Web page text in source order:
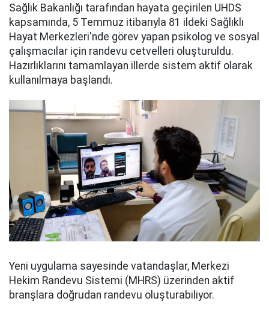
Sağlık Bakanlığı tarafından hayata geçirilen UHDS
kapsamında, 5 Temmuz itibarıyla 81 ildeki Sağlıklı
Hayat Merkezleri'nde görev yapan psikolog ve sosyal
çalışmacılar için randevu cetvelleri oluşturuldu.
Hazırlıklarını tamamlayan illerde sistem aktif olarak
kullanılmaya başlandı.
Yeni uygulama sayesinde vatandaşlar, Merkezi
Hekim Randevu Sistemi (MHRS) üzerinden aktif
branşlara doğrudan randevu oluşturabiliyor.